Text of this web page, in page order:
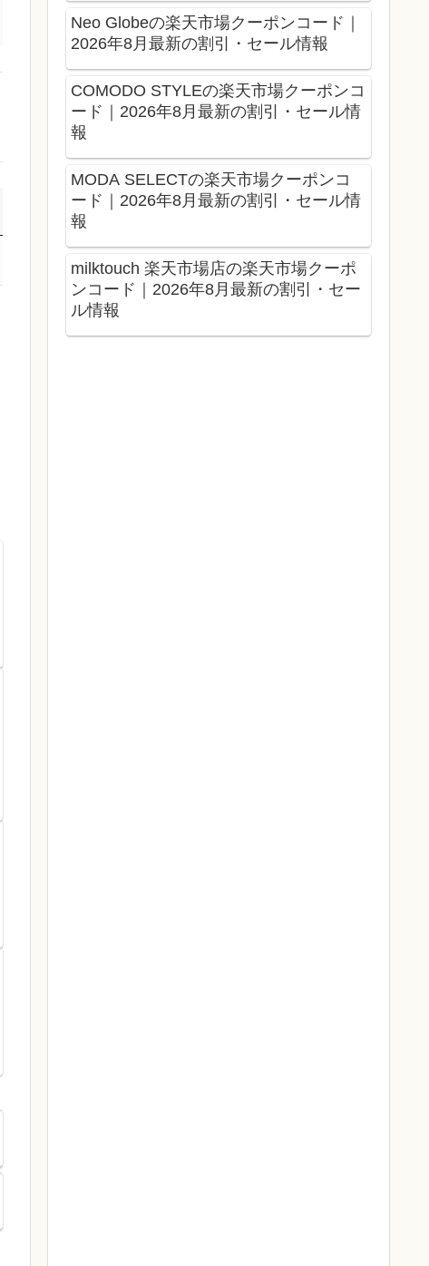
Neo Globeの楽天市場クーポンコード｜
2026年8月最新の割引・セール情報
COMODO STYLEの楽天市場クーポンコ
ード｜2026年8月最新の割引・セール情
報
MODA SELECTの楽天市場クーポンコ
ード｜2026年8月最新の割引・セール情
報
milktouch 楽天市場店の楽天市場クーポ
ンコード｜2026年8月最新の割引・セー
ル情報